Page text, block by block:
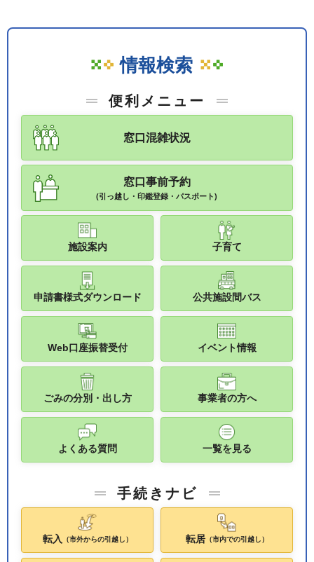
情報検索
便利メニュー
窓口混雑状況
窓口事前予約
(引っ越し・印鑑登録・パスポート)
施設案内 子育て
申請書様式ダウンロード 公共施設間バス
Web口座振替受付 イベント情報
ごみの分別・出し方 事業者の方へ
よくある質問 一覧を見る
手続きナビ
転入 （市外からの引越し） 転居（市内での引越し）